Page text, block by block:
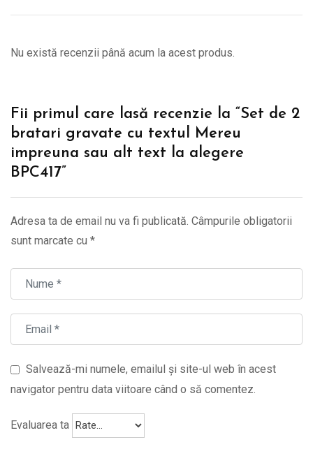
Nu există recenzii până acum la acest produs.
Fii primul care lasă recenzie la “Set de 2
bratari gravate cu textul Mereu
impreuna sau alt text la alegere
BPC417”
Adresa ta de email nu va fi publicată. Câmpurile obligatorii
sunt marcate cu *
Salvează-mi numele, emailul și site-ul web în acest
navigator pentru data viitoare când o să comentez.
Evaluarea ta